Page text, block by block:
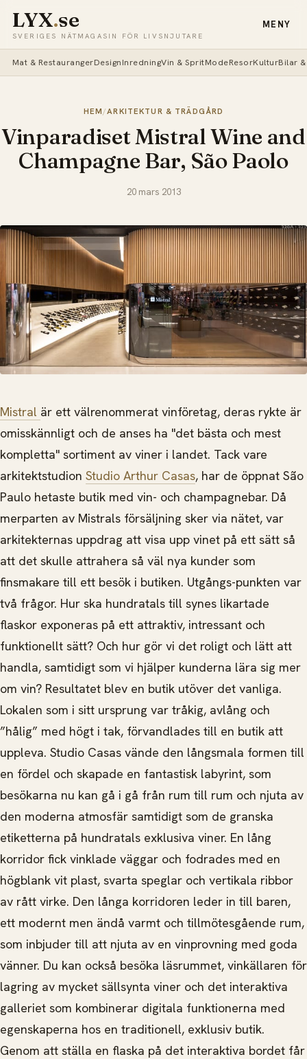
LYX.se
SVERIGES NÄTMAGASIN FÖR LIVSNJUTARE
MENY
Mat & RestaurangerDesignInredningVin & SpritModeResorKulturBilar
HEM/ARKITEKTUR & TRÄDGÅRD
Vinparadiset Mistral Wine and
Champagne Bar, São Paolo
20 mars 2013
Mistral är ett välrenommerat vinföretag, deras rykte är
omisskännligt och de anses ha "det bästa och mest
kompletta" sortiment av viner i landet. Tack vare
arkitektstudion Studio Arthur Casas, har de öppnat São
Paulo hetaste butik med vin- och champagnebar. Då
merparten av Mistrals försäljning sker via nätet, var
arkitekternas uppdrag att visa upp vinet på ett sätt så
att det skulle attrahera så väl nya kunder som
finsmakare till ett besök i butiken. Utgångs-punkten var
två frågor. Hur ska hundratals till synes likartade
flaskor exponeras på ett attraktiv, intressant och
funktionellt sätt? Och hur gör vi det roligt och lätt att
handla, samtidigt som vi hjälper kunderna lära sig mer
om vin? Resultatet blev en butik utöver det vanliga.
Lokalen som i sitt ursprung var tråkig, avlång och
”hålig” med högt i tak, förvandlades till en butik att
uppleva. Studio Casas vände den långsmala formen till
en fördel och skapade en fantastisk labyrint, som
besökarna nu kan gå i gå från rum till rum och njuta av
den moderna atmosfär samtidigt som de granska
etiketterna på hundratals exklusiva viner. En lång
korridor fick vinklade väggar och fodrades med en
högblank vit plast, svarta speglar och vertikala ribbor
av rått virke. Den långa korridoren leder in till baren,
ett modernt men ändå varmt och tillmötesgående rum,
som inbjuder till att njuta av en vinprovning med goda
vänner. Du kan också besöka läsrummet, vinkällaren för
lagring av mycket sällsynta viner och det interaktiva
galleriet som kombinerar digitala funktionerna med
egenskaperna hos en traditionell, exklusiv butik.
Genom att ställa en flaska på det interaktiva bordet får